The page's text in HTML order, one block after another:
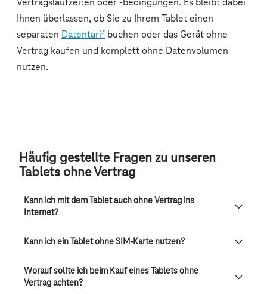
Häufig gestellte Fragen zu unseren
Tablets ohne Vertrag
Kann ich mit dem Tablet auch ohne Vertrag ins
Internet?
Kann ich ein Tablet ohne SIM-Karte nutzen?
Worauf sollte ich beim Kauf eines Tablets ohne
Vertrag achten?